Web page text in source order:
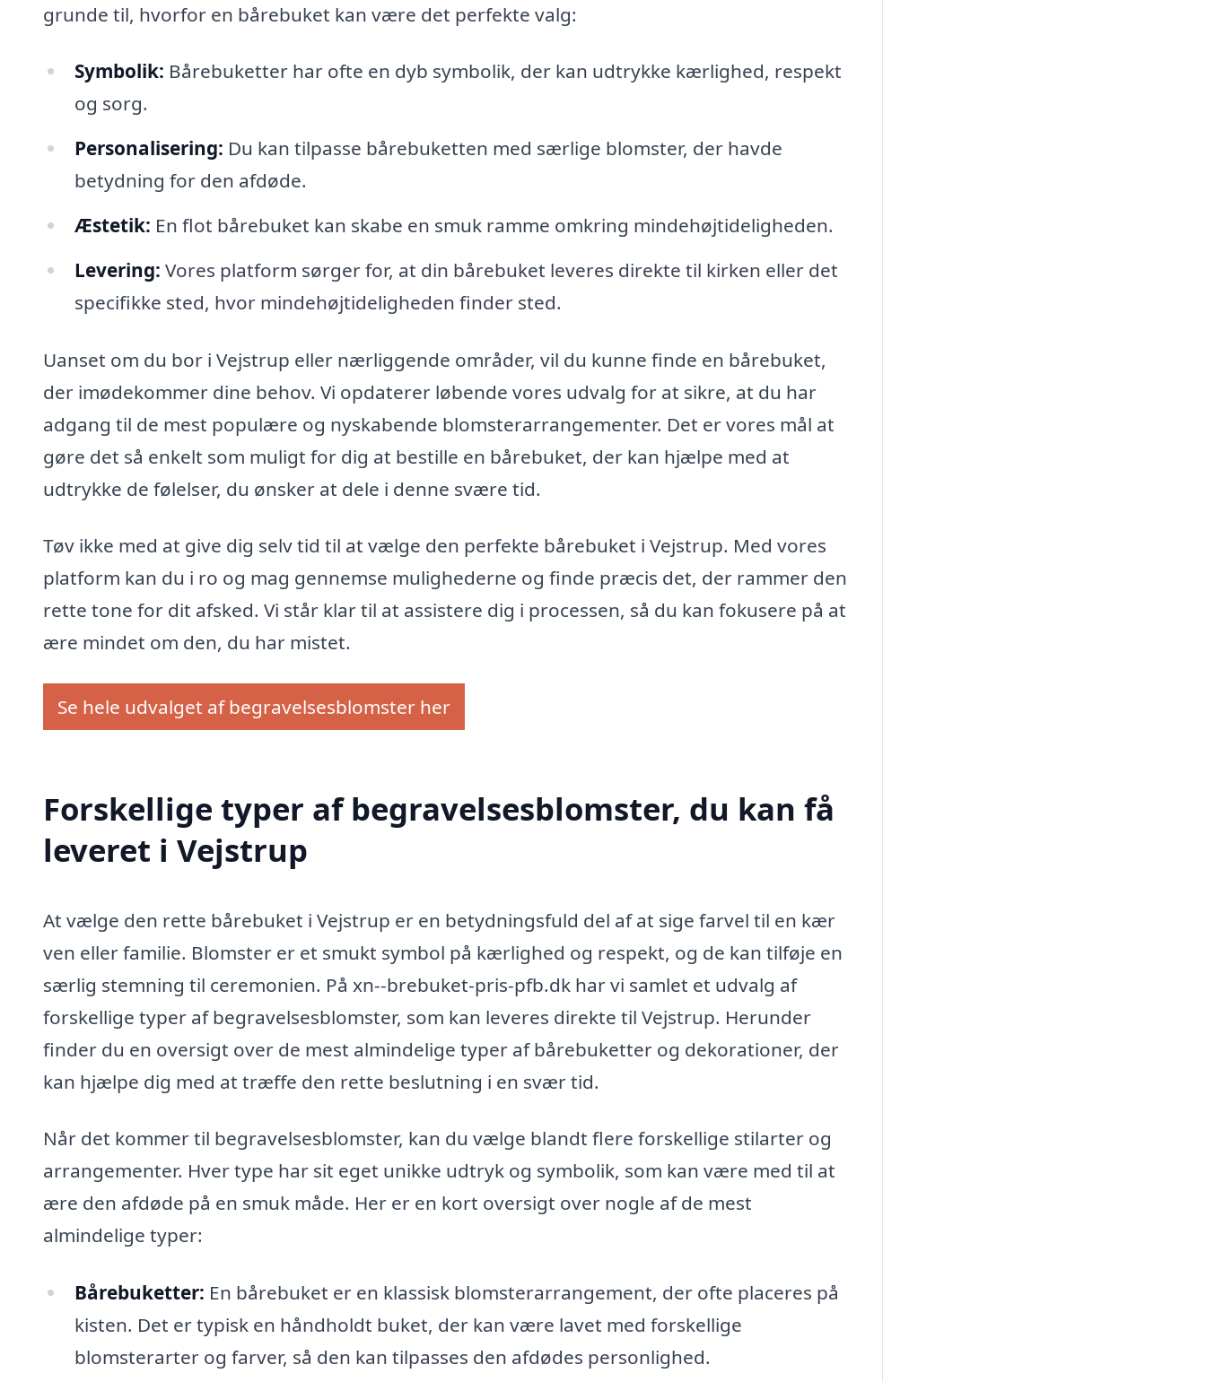
grunde til, hvorfor en bårebuket kan være det perfekte valg:
Symbolik: Bårebuketter har ofte en dyb symbolik, der kan udtrykke kærlighed, respekt
og sorg.
Personalisering: Du kan tilpasse bårebuketten med særlige blomster, der havde
betydning for den afdøde.
Æstetik: En flot bårebuket kan skabe en smuk ramme omkring mindehøjtideligheden.
Levering: Vores platform sørger for, at din bårebuket leveres direkte til kirken eller det
specifikke sted, hvor mindehøjtideligheden finder sted.
Uanset om du bor i Vejstrup eller nærliggende områder, vil du kunne finde en bårebuket,
der imødekommer dine behov. Vi opdaterer løbende vores udvalg for at sikre, at du har
adgang til de mest populære og nyskabende blomsterarrangementer. Det er vores mål at
gøre det så enkelt som muligt for dig at bestille en bårebuket, der kan hjælpe med at
udtrykke de følelser, du ønsker at dele i denne svære tid.
Tøv ikke med at give dig selv tid til at vælge den perfekte bårebuket i Vejstrup. Med vores
platform kan du i ro og mag gennemse mulighederne og finde præcis det, der rammer den
rette tone for dit afsked. Vi står klar til at assistere dig i processen, så du kan fokusere på at
ære mindet om den, du har mistet.
Se hele udvalget af begravelsesblomster her
Forskellige typer af begravelsesblomster, du kan få
leveret i Vejstrup
At vælge den rette bårebuket i Vejstrup er en betydningsfuld del af at sige farvel til en kær
ven eller familie. Blomster er et smukt symbol på kærlighed og respekt, og de kan tilføje en
særlig stemning til ceremonien. På xn--brebuket-pris-pfb.dk har vi samlet et udvalg af
forskellige typer af begravelsesblomster, som kan leveres direkte til Vejstrup. Herunder
finder du en oversigt over de mest almindelige typer af bårebuketter og dekorationer, der
kan hjælpe dig med at træffe den rette beslutning i en svær tid.
Når det kommer til begravelsesblomster, kan du vælge blandt flere forskellige stilarter og
arrangementer. Hver type har sit eget unikke udtryk og symbolik, som kan være med til at
ære den afdøde på en smuk måde. Her er en kort oversigt over nogle af de mest
almindelige typer:
Bårebuketter: En bårebuket er en klassisk blomsterarrangement, der ofte placeres på
kisten. Det er typisk en håndholdt buket, der kan være lavet med forskellige
blomsterarter og farver, så den kan tilpasses den afdødes personlighed.